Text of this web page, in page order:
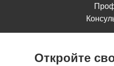
Откройте